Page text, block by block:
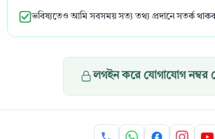
ভবিষ্যতেও আমি সবসময় সত্য তথ্য প্রদানে সতর্ক
লগইন করে যোগাযোগ নম্বর